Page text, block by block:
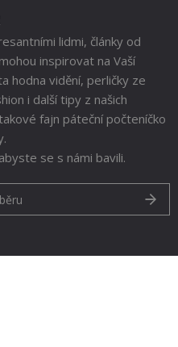
lidmi, články od
inspirovat na Vaší
hodna vidění, perličky ze
i další tipy z našich
fajn páteční počteníčko
se s námi bavili.